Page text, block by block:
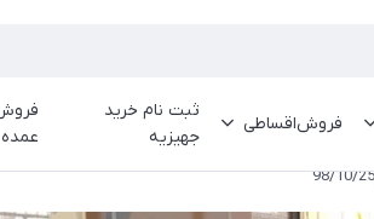
فروش‌اقساطی
ثبت نام خرید
جهیزیه
عمده